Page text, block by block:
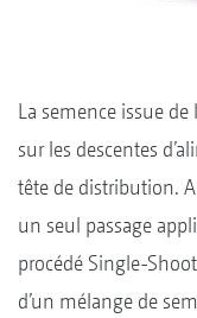
La semence issue de
sur les descentes
tête de distribution.
un seul passage
procédé Single-
d’un mélange de